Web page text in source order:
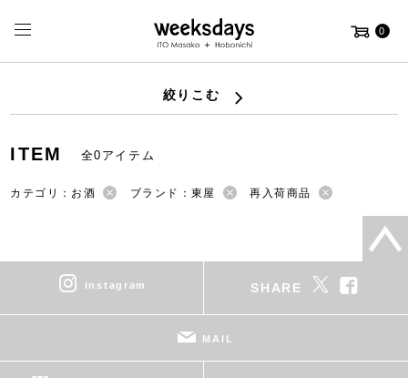
0
絞りこむ
ITEM 全0アイテム
カテゴリ：お酒 ブランド：東屋 再入荷商品
instagram SHARE
MAIL